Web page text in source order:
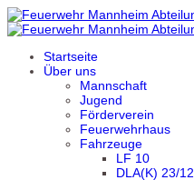
Startseite
Über uns
Mannschaft
Jugend
Förderverein
Feuerwehrhaus
Fahrzeuge
LF 10
DLA(K) 23/12